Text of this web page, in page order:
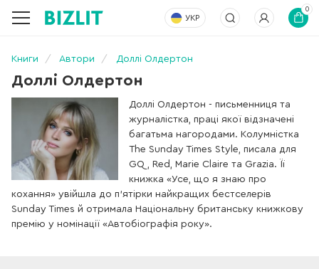
УКР
0
Книги Автори Доллі Олдертон
Доллі Олдертон
Доллі Олдертон - письменниця та
журналістка, праці якої відзначені
багатьма нагородами. Колумністка
The Sunday Times Style, писала для
GQ, Red, Marie Claire та Grazia. Її
книжка «Усе, що я знаю про
кохання» увійшла до п’ятірки найкращих бестселерів
Sunday Times й отримала Національну британську книжкову
премію у номінації «Автобіографія року».